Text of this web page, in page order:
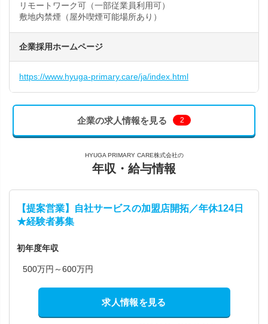
リモートワーク可（一部従業員利用可）
敷地内禁煙（屋外喫煙可能場所あり）
企業採用ホームページ
https://www.hyuga-primary.care/ja/index.html
企業の求人情報を見る 2
HYUGA PRIMARY CARE株式会社の
年収・給与情報
【提案営業】自社サービスの加盟店開拓／年休124日
★経験者募集
初年度年収
500万円～600万円
求人情報を見る